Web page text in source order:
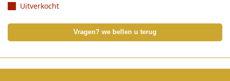
Uitverkocht
Vragen? we bellen u terug